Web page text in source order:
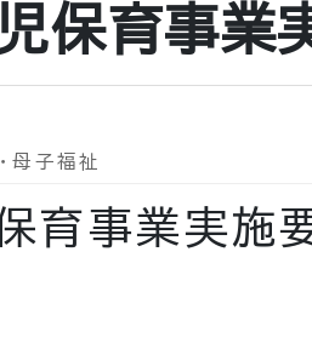
保育事業
子福祉
育事業実施